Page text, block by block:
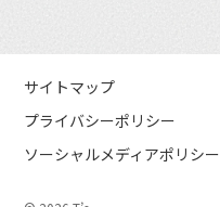
サイトマップ
プライバシーポリシー
ソーシャルメディアポリシー